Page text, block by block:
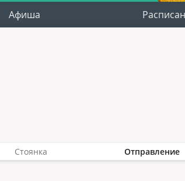
Афиша
Стоянка Отправление